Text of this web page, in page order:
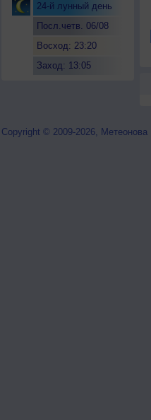
24-й лунный день
Посл.четв. 06/08
Восход: 23:20
Заход: 13:05
Copyright © 2009-2026, Метеонова